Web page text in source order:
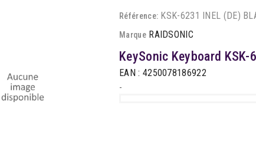
Référence: KSK-6231 INEL (DE)
Marque RAIDSONIC
KeySonic Keyboard KSK-
EAN : 4250078186922
-